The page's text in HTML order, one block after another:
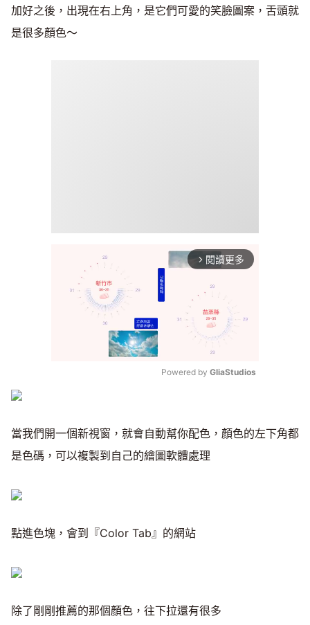
加好之後，出現在右上角，是它們可愛的笑臉圖案，舌頭就
是很多顏色～
arrow_forward_ios 閱讀更多
Powered by GliaStudios
當我們開一個新視窗，就會自動幫你配色，顏色的左下角都
是色碼，可以複製到自己的繪圖軟體處理
點進色塊，會到『Color Tab』的網站
除了剛剛推薦的那個顏色，往下拉還有很多